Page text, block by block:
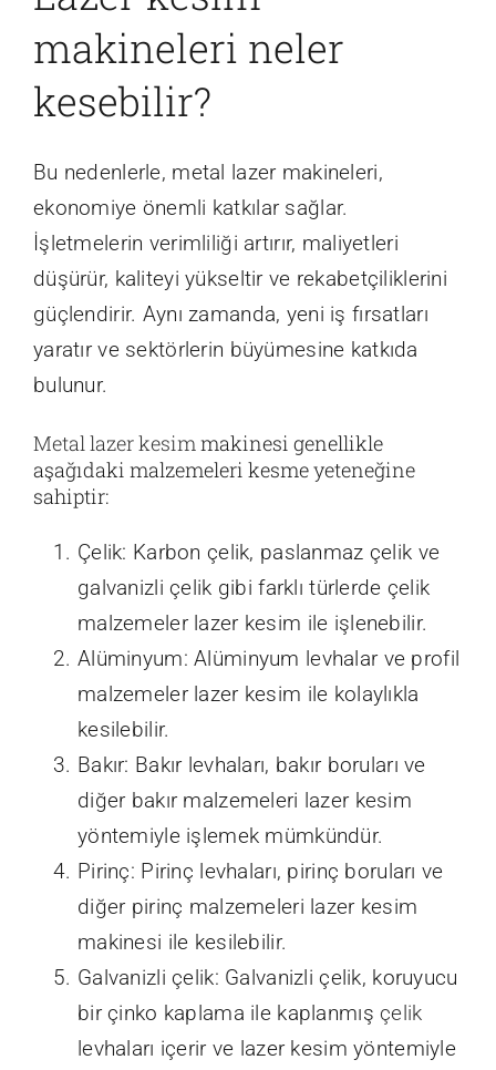
makineleri neler
kesebilir?
Bu nedenlerle, metal lazer makineleri,
ekonomiye önemli katkılar sağlar.
İşletmelerin verimliliği artırır, maliyetleri
düşürür, kaliteyi yükseltir ve rekabetçiliklerini
güçlendirir. Aynı zamanda, yeni iş fırsatları
yaratır ve sektörlerin büyümesine katkıda
bulunur.
Metal lazer kesim makinesi genellikle
aşağıdaki malzemeleri kesme yeteneğine
sahiptir:
Çelik: Karbon çelik, paslanmaz çelik ve
galvanizli çelik gibi farklı türlerde çelik
malzemeler lazer kesim ile işlenebilir.
Alüminyum: Alüminyum levhalar ve profil
malzemeler lazer kesim ile kolaylıkla
kesilebilir.
Bakır: Bakır levhaları, bakır boruları ve
diğer bakır malzemeleri lazer kesim
yöntemiyle işlemek mümkündür.
Pirinç: Pirinç levhaları, pirinç boruları ve
diğer pirinç malzemeleri lazer kesim
makinesi ile kesilebilir.
Galvanizli çelik: Galvanizli çelik, koruyucu
bir çinko kaplama ile kaplanmış çelik
levhaları içerir ve lazer kesim yöntemiyle